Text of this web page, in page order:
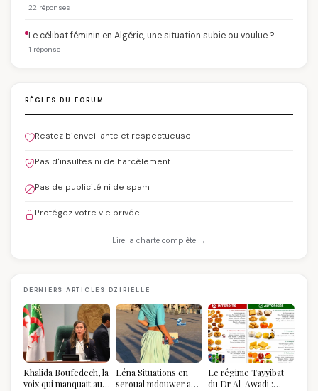
22 réponses
Le célibat féminin en Algérie, une situation subie ou voulue ?
1 réponse
RÈGLES DU FORUM
Restez bienveillante et respectueuse
Pas d'insultes ni de harcèlement
Pas de publicité ni de spam
Protégez votre vie privée
Lire la charte complète →
DERNIERS ARTICLES DZIRIELLE
Khalida Boufedech, la
voix qui manquait au
Léna Situations en
seroual mdouwer au
Le régime Tayyibat
du Dr Al-Awadi :